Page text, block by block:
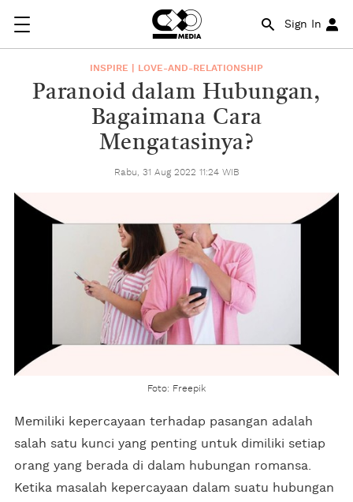
Sign In
INSPIRE | LOVE-AND-RELATIONSHIP
Paranoid dalam Hubungan,
Bagaimana Cara
Mengatasinya?
Rabu, 31 Aug 2022 11:24 WIB
Foto: Freepik
Memiliki kepercayaan terhadap pasangan adalah
salah satu kunci yang penting untuk dimiliki setiap
orang yang berada di dalam hubungan romansa.
Ketika masalah kepercayaan dalam suatu hubungan